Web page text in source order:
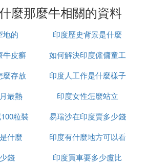
經過他的頭發緩緩流下，既滋潤
水之災。這個傳說讓印度人對恆
。
業」和「輪回」是兩個重要的概
結。現在的自己是前世所累積的
取決於今生。因此，他們堅信在
河沿岸的一座聖城，被認為是離
的恆河是「天堂的入口」。印度
一就是到聖城敬拜濕婆神、到恆
城恆河邊火化並將骨灰撒在恆河
麼那麼牛相關的資料
地的
印度歷史背景是什麼
牛皮癬
如何解決印度僱傭童工
的問題
麼存放
印度人工作是什麼樣子
最熱
印度女性怎麼站立
粒裝
易瑞沙在印度賣多少錢
一粒
什麼
印度有什麼地方可以看
到太陽
錢
印度買車要多少盧比